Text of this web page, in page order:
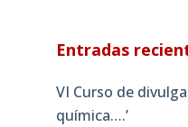
Entradas
VI Curso de
química….’